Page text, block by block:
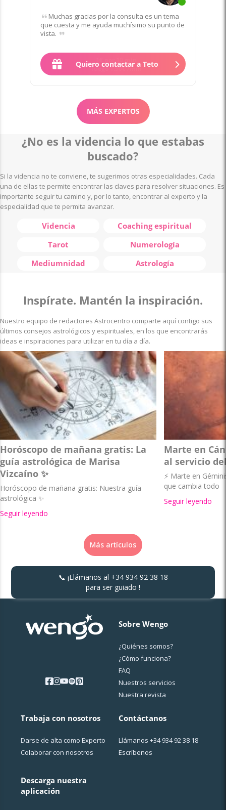
Muchas gracias por la consulta es un tema
que cuesta y me ayuda muchísimo su punto de
vista.
Quiero contactar a Teto
MÁS EXPERTOS
¿No es la videncia lo que estabas
buscado?
Si la videncia no te conviene, te sugerimos otras especialidades. Cada
una de ellas te permite encontrar las claves para resolver situaciones. Es
importante seguir tu camino y, por lo tanto, encontrar al experto y la
especialidad que te permita avanzar.
Videncia
Tarot
Mediumnidad
Coaching espiritual
Numerología
Astrología
Inspírate. Mantén la inspiración.
Nuestro equipo de redactores Astrocentro comparte aquí contigo sus
últimos consejos astrológicos y espirituales, en los que encontrarás
ideas e inspiraciones para utilizar en tu día a día.
Horóscopo de mañana gratis: La
guía astrológica de Marisa
Vizcaíno ✨
Horóscopo de mañana gratis: Nuestra guía
astrológica ✨
Seguir leyendo
Marte en
al servicio
⚡ Marte en
que cambia todo
Seguir leyendo
Más artículos
📞 ¡Llámanos al +34 934 92 38 18
para ser guiado !
Sobre Wengo
¿Quiénes somos?
¿Cо́mo funciona?
FAQ
Nuestros servicios
Nuestra revista
Trabaja con nosotros
Darse de alta como Experto
Colaborar con nosotros
Descarga nuestra
aplicación
Contáctanos
Llámanos +34 934 92 38 18
Escríbenos